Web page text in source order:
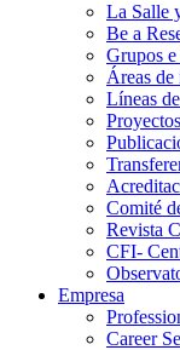
La Salle
Be a
Grupos
Áreas de
Líneas
Proyectos
Comité
Revista
CFI-
Empresa
Career